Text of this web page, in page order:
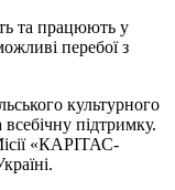
та працюють у
перебої з
культурного
підтримку.
«КАРІТАС-